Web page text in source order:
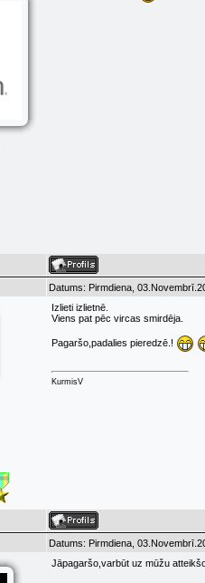
Datums: Pirmdiena,
Izlieti izlietnē.
Viens pat pēc vircas smirdēja.
Pagaršo,padalies pieredzē.!
KurmisV
Datums: Pirmdiena,
Jāpagaršo,varbūt uz mūžu